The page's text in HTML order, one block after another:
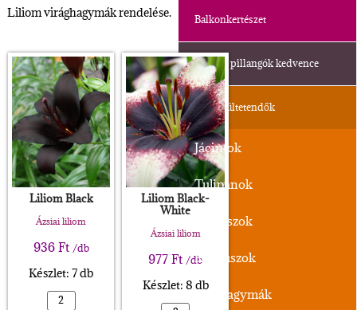
Balkonkertészet
Méhek, pillangók kedvence
Ősszel ültetendők
Jácintok
Tulipánok
Nárciszok
Krókuszok
Díszhagymák
Liliom virághagymák rendelése.
Liliom Black
Ázsiai liliom
936Ft /db
Készlet: 7 db
Liliom Black-
White
Ázsiai liliom
977Ft /db
Készlet: 8 db